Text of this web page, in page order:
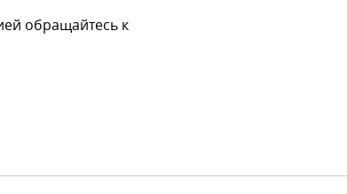
обращайтесь к